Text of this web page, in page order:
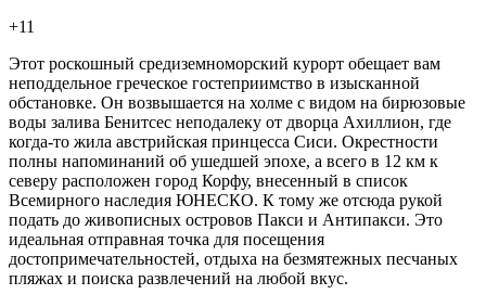
+11
Этот роскошный средиземноморский курорт обещает вам
неподдельное греческое гостеприимство в изысканной
обстановке. Он возвышается на холме с видом на бирюзовые
воды залива Бенитсес неподалеку от дворца Ахиллион, где
когда-то жила австрийская принцесса Сиси. Окрестности
полны напоминаний об ушедшей эпохе, а всего в 12 км к
северу расположен город Корфу, внесенный в список
Всемирного наследия ЮНЕСКО. К тому же отсюда рукой
подать до живописных островов Пакси и Антипакси. Это
идеальная отправная точка для посещения
достопримечательностей, отдыха на безмятежных песчаных
пляжах и поиска развлечений на любой вкус.